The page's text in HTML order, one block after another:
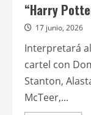
“Harry
17 junio, 2026
Interpretará
cartel con
Stanton,
McTeer,...